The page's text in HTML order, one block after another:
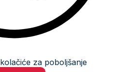
za poboljšanje